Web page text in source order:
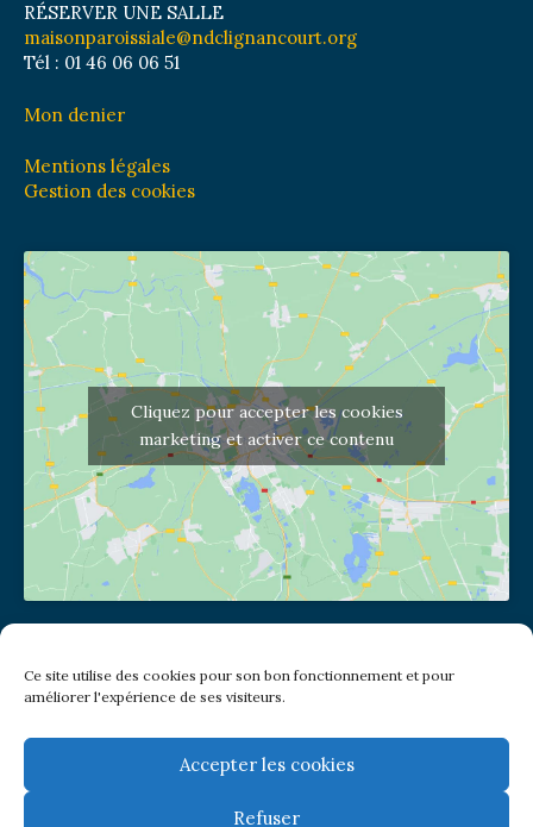
Ce site utilise des cookies pour son bon fonctionnement et pour
améliorer l'expérience de ses visiteurs.
Accepter les cookies
Refuser
RÉSERVER UNE SALLE
maisonparoissiale@ndclignancourt.org
Tél : 01 46 06 06 51
Mon denier
Mentions légales
Gestion des cookies
Cliquez pour accepter les cookies
marketing et activer ce contenu
(pas de courrier à cette adresse)
2 place Jules Joffrin - 75018
Metro: Jules Joffrin ou Simplon
Bus : Mairie du XVIII